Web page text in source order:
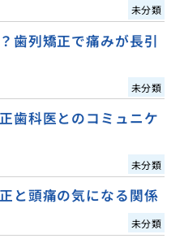
未分類
歯列矯正で痛みが長引
未分類
歯科医とのコミュニケ
未分類
と頭痛の気になる関係
未分類